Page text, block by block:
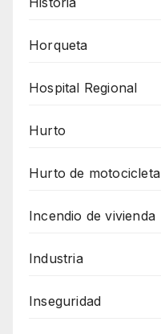
Horqueta
Hospital Regional
Hurto
Hurto de motocicleta
Incendio de vivienda
Industria
Inseguridad